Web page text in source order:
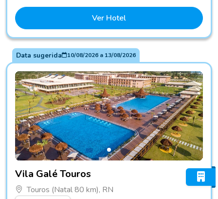
Ver Hotel
Data sugerida 10/08/2026a 13/08/2026
Vila Galé Touros
Touros (Natal 80 km), RN